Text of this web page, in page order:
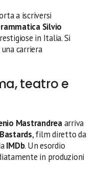
a iscriversi
Silvio
in Italia. Si
carriera
teatro e
Mastrandreaarriva
, film diretto da
IMDb. Un esordio
in produzioni